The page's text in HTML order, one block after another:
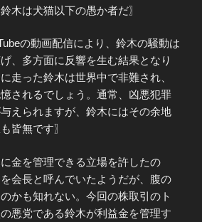
木は犬猫以下の愚か者だ〗
の動画配信により、鈴木の騒動は
、多方面に反響を生む結果となり
走った鈴木は世界中で非難され、
されるでしょう。通常、凶悪犯罪
えられますが、鈴木にはその余地
皆無です〗
金を管理できる立場を許したの
会長と呼んでいたようだが、腹の
かも知れない。今回の株取引のト
悪党である鈴木が利益金を管理す